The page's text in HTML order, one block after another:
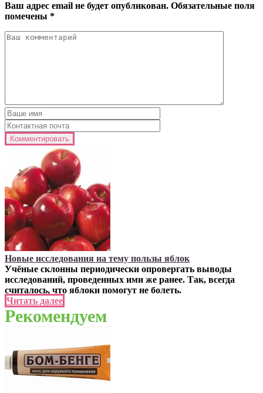
Ваш адрес email не будет опубликован. Обязательные поля
помечены *
Новые исследования на тему пользы яблок
Учёные склонны периодически опровергать выводы
исследований, проведенных ими же ранее. Так, всегда
считалось, что яблоки помогут не болеть.
Читать далее
Рекомендуем